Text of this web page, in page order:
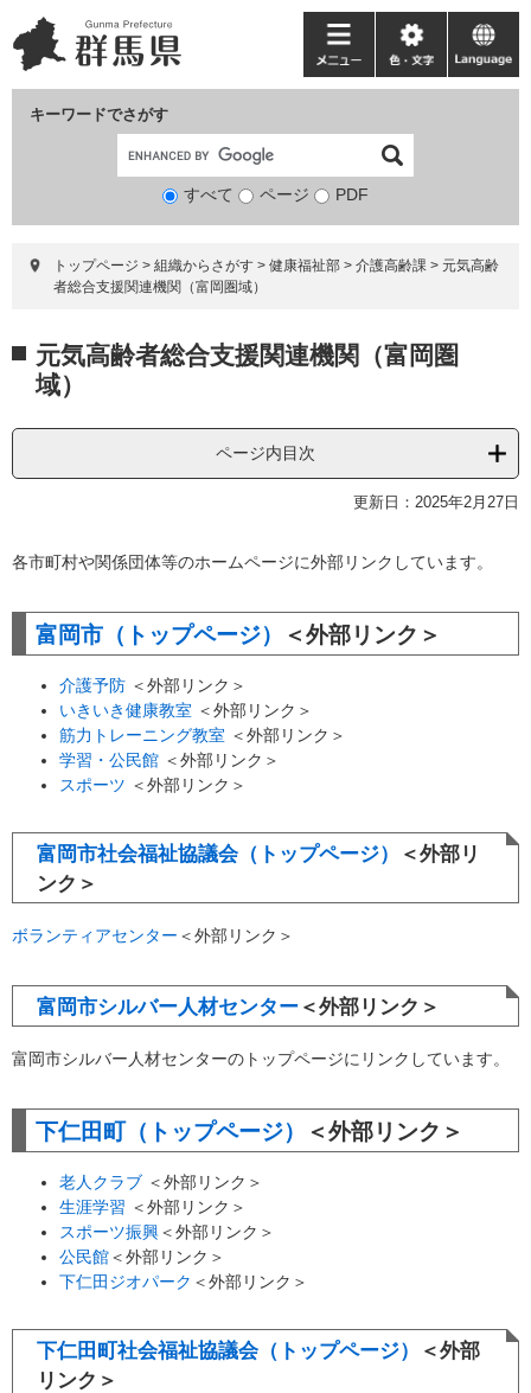
ー
ジ
ニ
ュ
て
キーワードでさがす
検
象
すべて ページ PDF
メ
ニ
ー
色・
文
language
トップページ > 組織からさがす > 健康福祉部 > 介護高齢課 > 元気高齢
者総合支援関連機関（富岡圏域）
文 元気高齢者総合支援関連機関（富岡圏
域）
ページ内目次
更新日：2025年2月27日
各市町村や関係団体等のホームページに外部リンクしています。
富岡市（トップページ） ＜外部リンク＞
介護予防 ＜外部リンク＞
いきいき健康教室 ＜外部リンク＞
筋力トレーニング教室 ＜外部リンク＞
学習・公民館 ＜外部リンク＞
スポーツ ＜外部リンク＞
富岡市社会福祉協議会（トップページ）
＜外部リ
ンク＞
ボランティアセンター ＜外部リンク＞
富岡市シルバー人材センター ＜外部リンク＞
富岡市シルバー人材センターのトップページにリンクしています。
下仁田町（トップページ） ＜外部リンク＞
老人クラブ ＜外部リンク＞
生涯学習 ＜外部リンク＞
スポーツ振興＜外部リンク＞
公民館＜外部リンク＞
下仁田ジオパーク ＜外部リンク＞
下仁田町社会福祉協議会（トップページ）
＜外部
リンク＞